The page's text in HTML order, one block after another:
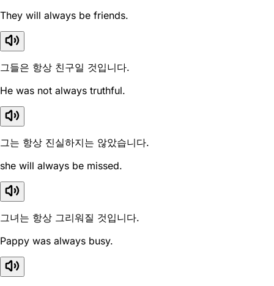
They will always be friends.
그들은 항상 친구일 것입니다.
He was not always truthful.
그는 항상 진실하지는 않았습니다.
she will always be missed.
그녀는 항상 그리워질 것입니다.
Pappy was always busy.